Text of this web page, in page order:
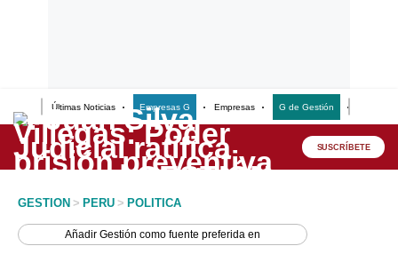
Últimas Noticias Empresas G Empresas G de Gestión
Lo último
Peru Quiosco SUSCRÍBETE
GESTION > PERU > POLITICA
AñadirGestión como fuente preferida en